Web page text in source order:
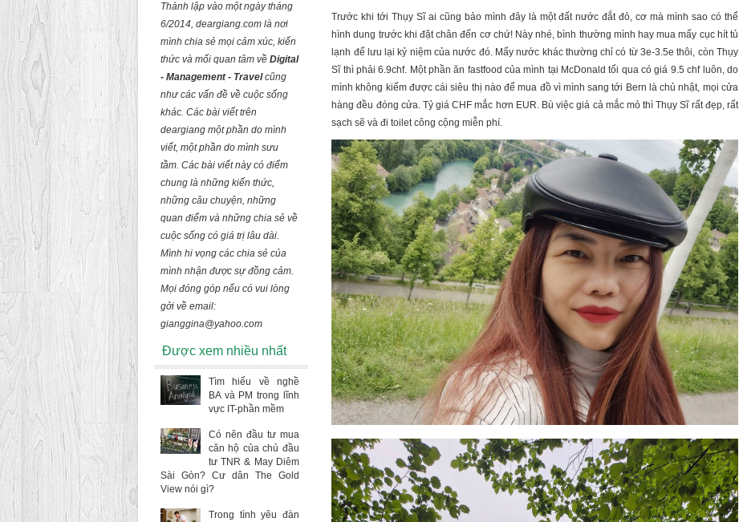
Trước khi tới Thụy Sĩ ai cũng bảo mình đây là một đất nước đắt đỏ, cơ mà mình sao có thể
hình dung trước khi đặt chân đến cơ chứ! Này nhé, bình thường mình hay mua mấy cục hít tủ
lạnh để lưu lại kỷ niệm của nước đó. Mấy nước khác thường chỉ có từ 3e-3.5e thôi, còn Thụy
Sĩ thì phải 6.9chf. Một phần ăn fastfood của mình tại McDonald tối qua có giá 9.5 chf luôn, do
mình không kiếm được cái siêu thị nào để mua đồ vì mình sang tới Bern là chủ nhật, mọi cửa
hàng đều đóng cửa. Tỷ giá CHF mắc hơn EUR. Bù việc giá cả mắc mỏ thì Thụy Sĩ rất đẹp, rất
sạch sẽ và đi toilet công cộng miễn phí.
Thành lập vào một ngày tháng
6/2014, deargiang.com là nơi
mình chia sẻ mọi cảm xúc, kiến
thức và mối quan tâm về Digital
- Management - Travelcũng
như các vấn đề về cuộc sống
khác. Các bài viết trên
deargiang một phần do mình
viết, một phần do mình sưu
tầm. Các bài viết này có điểm
chung là những kiến thức,
những câu chuyện, những
quan điểm và những chia sẻ về
cuộc sống có giá trị lâu dài.
Mình hi vọng các chia sẻ của
mình nhận được sự đồng cảm.
Mọi đóng góp nếu có vui lòng
gởi về email:
gianggina@yahoo.com
Được xem nhiều nhất
Tìm hiểu về nghề
BA và PM trong lĩnh
vực IT-phần mềm
Có nên đầu tư mua
căn hộ của chủ đầu
tư TNR & May Diêm
Sài Gòn? Cư dân The Gold
View nói gì?
Trong tình yêu đàn